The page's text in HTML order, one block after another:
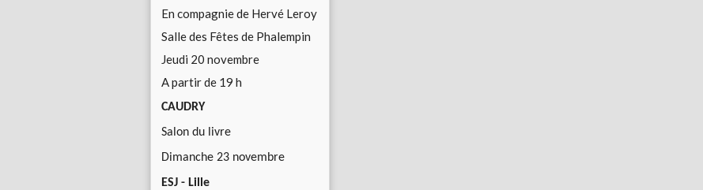
En compagnie de Hervé Leroy
Salle des Fêtes de Phalempin
Jeudi 20 novembre
A partir de 19 h
CAUDRY
Salon du livre
Dimanche 23 novembre
ESJ - Lille